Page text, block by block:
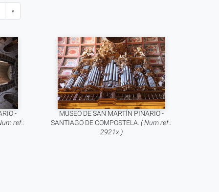
»
-
ref.:
MUSEO DE SAN MARTÍN PINARIO -
SANTIAGO DE COMPOSTELA.( Num ref.:
2921x )